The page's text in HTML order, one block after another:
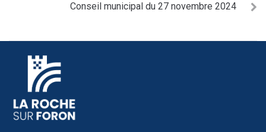
Conseil municipal du 27 novembre 2024